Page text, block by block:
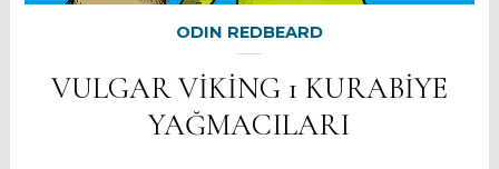
ODIN REDBEARD
VULGAR VİKİNG 1 KURABİYE
YAĞMACILARI